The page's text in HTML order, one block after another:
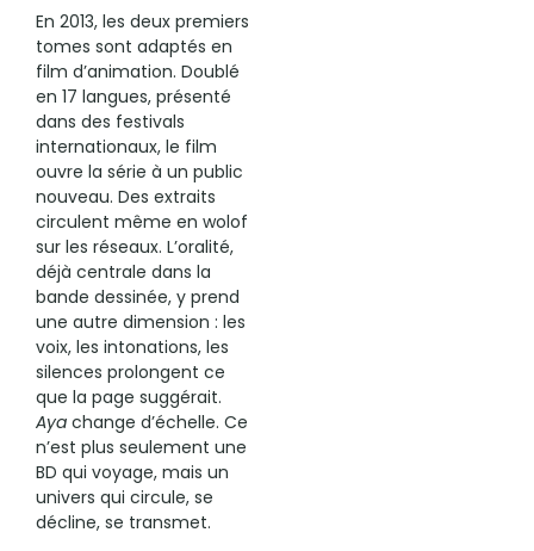
En 2013, les deux premiers
tomes sont adaptés en
film d’animation. Doublé
en 17 langues, présenté
dans des festivals
internationaux, le film
ouvre la série à un public
nouveau. Des extraits
circulent même en wolof
sur les réseaux. L’oralité,
déjà centrale dans la
bande dessinée, y prend
une autre dimension : les
voix, les intonations, les
silences prolongent ce
que la page suggérait.
Aya change d’échelle. Ce
n’est plus seulement une
BD qui voyage, mais un
univers qui circule, se
décline, se transmet.